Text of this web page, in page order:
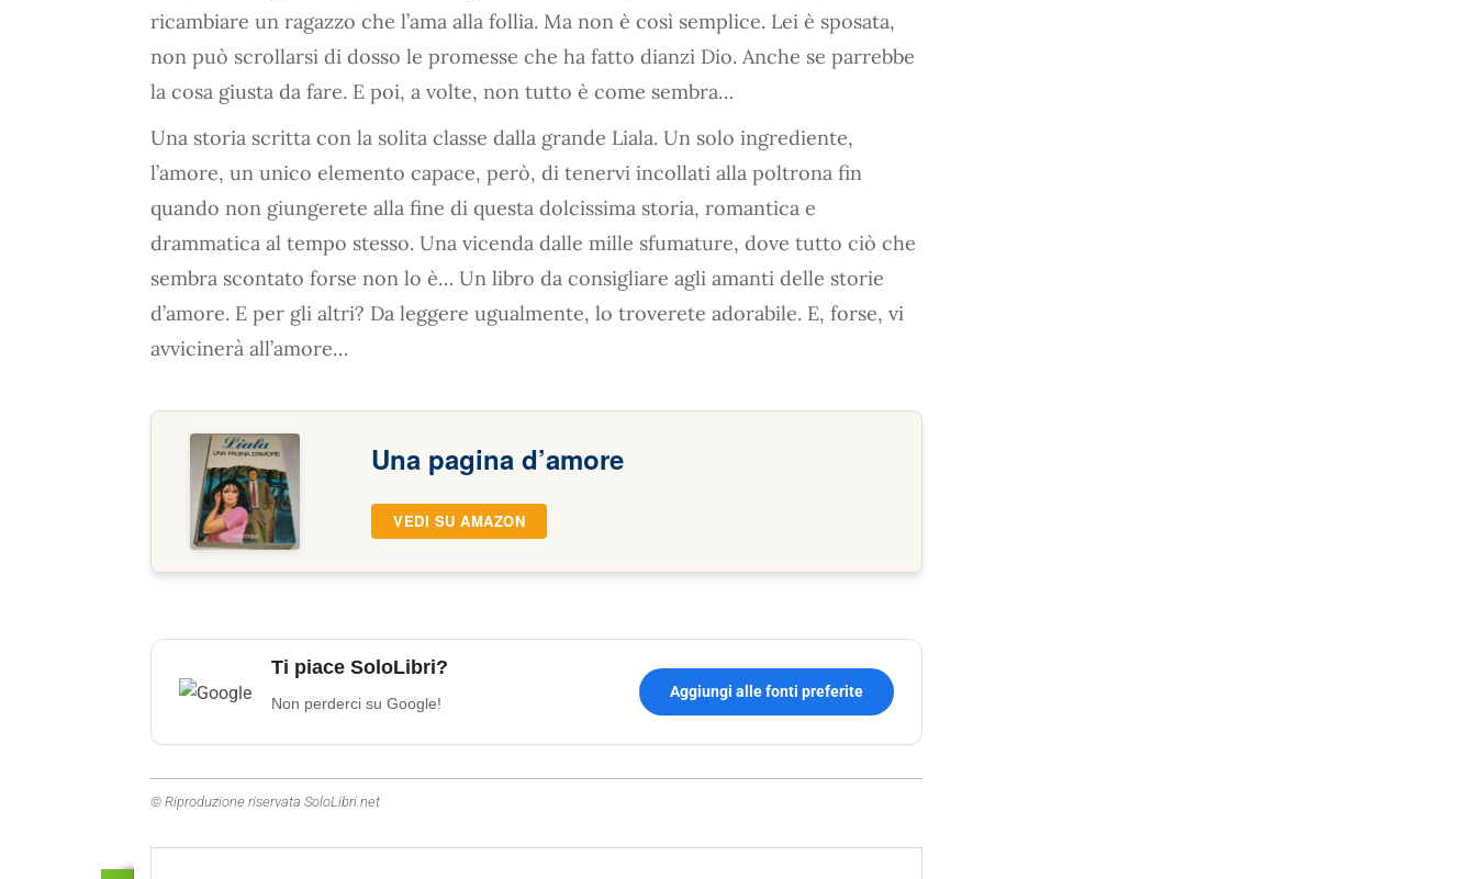
ricambiare un ragazzo che l’ama alla follia. Ma non è così semplice. Lei è sposata,
non può scrollarsi di dosso le promesse che ha fatto dianzi Dio. Anche se parrebbe
la cosa giusta da fare. E poi, a volte, non tutto è come sembra…
Una storia scritta con la solita classe dalla grande Liala. Un solo ingrediente,
l’amore, un unico elemento capace, però, di tenervi incollati alla poltrona fin
quando non giungerete alla fine di questa dolcissima storia, romantica e
drammatica al tempo stesso. Una vicenda dalle mille sfumature, dove tutto ciò che
sembra scontato forse non lo è… Un libro da consigliare agli amanti delle storie
d’amore. E per gli altri? Da leggere ugualmente, lo troverete adorabile. E, forse, vi
avvicinerà all’amore…
Una pagina d’amore
VEDI SU AMAZON
Ti piace SoloLibri?
Non perderci su Google!
Aggiungi alle fonti preferite
© Riproduzione riservata SoloLibri.net